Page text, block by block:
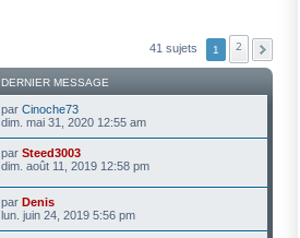
41 sujets 1 2
DERNIER MESSAGE
par Cinoche73
dim. mai 31, 2020 12:55 am
par Steed3003
dim. août 11, 2019 12:58 pm
par Denis
lun. juin 24, 2019 5:56 pm